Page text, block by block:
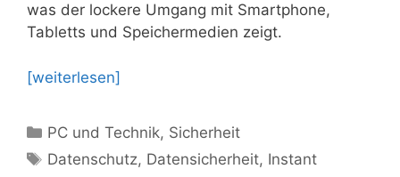
was der lockere Umgang mit Smartphone,
Tabletts und Speichermedien zeigt.
[weiterlesen]
Kategorien
PC und Technik, Sicherheit
Schlagwörter
Datenschutz, Datensicherheit, Instant